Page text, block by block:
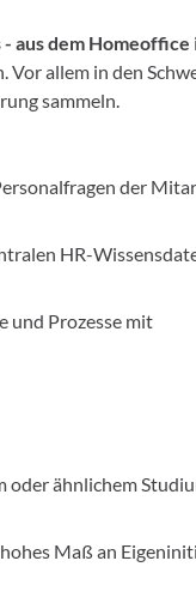
aus dem Homeoffice
allem in den
sammeln.
der
HR-
und Prozesse mit
ähnlichem
Maß an